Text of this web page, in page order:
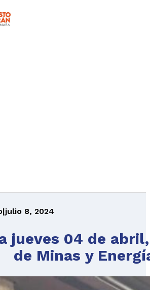
|julio 8, 2024
jueves 04 de
de Minas y